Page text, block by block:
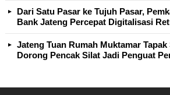
Dari Satu Pasar ke Tujuh Pasar,
Bank Jateng Percepat Digitalisasi
Jateng Tuan Rumah Muktamar
Dorong Pencak Silat Jadi Penguat